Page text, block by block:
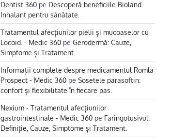
Dentist 360 pe Descoperă beneficiile Bioland
Inhalant pentru sănătate.
Tratamentul afecțiunilor pielii și mucoaselor cu
Locoid. - Medic 360 pe Gerodermă: Cauze,
Simptome și Tratament.
Informații complete despre medicamentul Romla
Prospect - Medic 360 pe Sosetele parasoftin:
confort și flexibilitate în fiecare pas.
Nexium - Tratamentul afecțiunilor
gastrointestinale - Medic 360 pe Faringotusivul:
Definiție, Cauze, Simptome și Tratament.